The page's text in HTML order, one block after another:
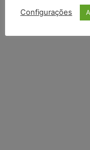
Configurações